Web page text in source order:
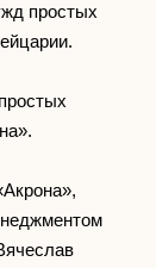
простых